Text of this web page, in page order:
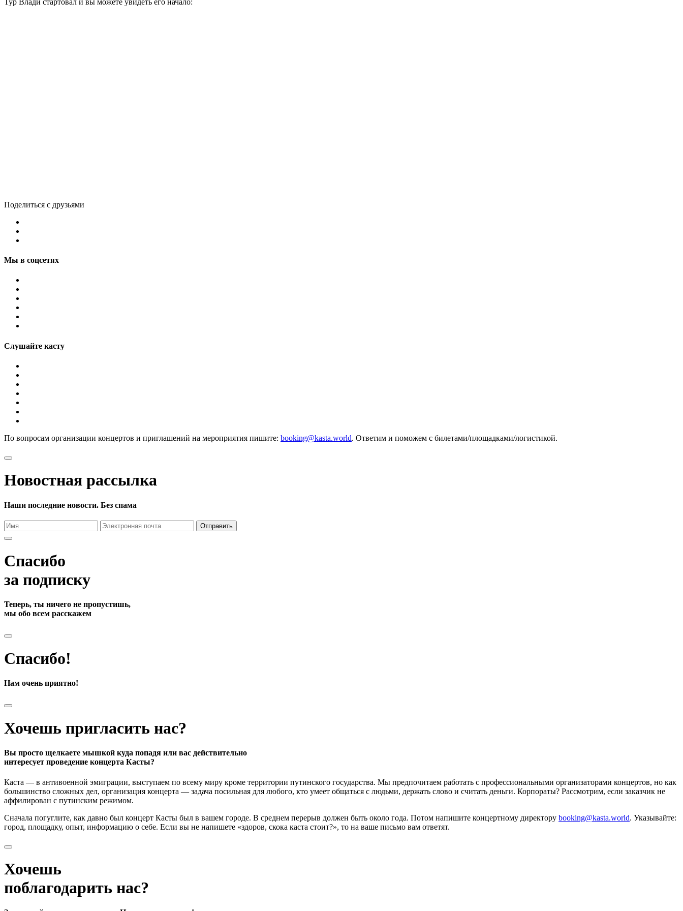
Поделиться с друзьями
Мы в соцсетях
Слушайте касту
По вопросам организации концертов и приглашений на мероприятия пишите: booking@kasta.world. Ответим и поможем с билетами/площадками/логистикой.
Новостная рассылка
Наши последние новости. Без спама
Отправить
Спасибо
за подписку
Теперь, ты ничего не пропустишь,
мы обо всем расскажем
Спасибо!
Нам очень приятно!
Хочешь пригласить нас?
Вы просто щелкаете мышкой куда попадя или вас действительно
интересует проведение концерта Касты?
Каста — в антивоенной эмиграции, выступаем по всему миру кроме территории путинского государства. Мы предпочитаем работать с профессиональными организаторами концертов, но как
большинство сложных дел, организация концерта — задача посильная для любого, кто умеет общаться с людьми, держать слово и считать деньги. Корпораты? Рассмотрим, если заказчик не
аффилирован с путинским режимом.
Сначала погуглите, как давно был концерт Касты был в вашем городе. В среднем перерыв должен быть около года. Потом напишите концертному директору booking@kasta.world. Указывайте:
город, площадку, опыт, информацию о себе. Если вы не напишете «здоров, скока каста стоит?», то на ваше письмо вам ответят.
Хочешь
поблагодарить нас?